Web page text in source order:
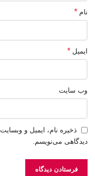
نام *
ایمیل *
وب‌ سایت
ذخیره نام، ایمیل و
دیدگاهی می‌نویسم.